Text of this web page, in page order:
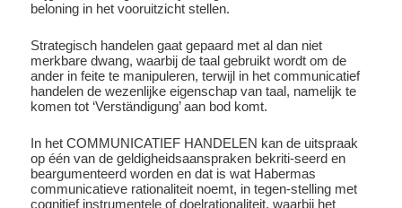
beloning in het vooruitzicht stellen.
Strategisch handelen gaat gepaard met al dan niet
merkbare dwang, waarbij de taal gebruikt wordt om de
ander in feite te manipuleren, terwijl in het communicatief
handelen de wezenlijke eigenschap van taal, namelijk te
komen tot ‘Verständigung’ aan bod komt.
In het COMMUNICATIEF HANDELEN kan de uitspraak
op één van de geldigheidsaanspraken bekriti-seerd en
beargumenteerd worden en dat is wat Habermas
communicatieve rationaliteit noemt, in tegen-stelling met
cognitief instrumentele of doelrationaliteit, waarbij het